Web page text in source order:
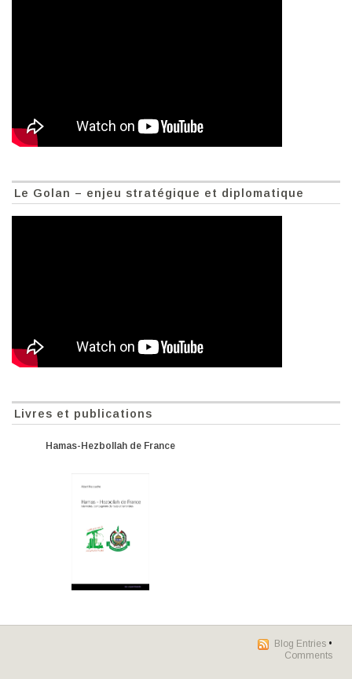
Le Golan – enjeu stratégique et diplomatique
Livres et publications
Hamas-Hezbollah de France
Blog Entries •
Comments